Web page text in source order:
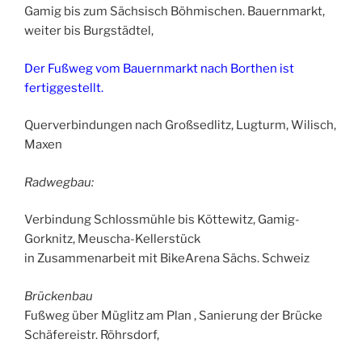
Gamig bis zum Sächsisch Böhmischen. Bauernmarkt,
weiter bis Burgstädtel,
Der Fußweg vom Bauernmarkt nach Borthen ist
fertiggestellt.
Querverbindungen nach Großsedlitz, Lugturm, Wilisch,
Maxen
Radwegbau:
Verbindung Schlossmühle bis Köttewitz, Gamig-
Gorknitz, Meuscha-Kellerstück
in Zusammenarbeit mit BikeArena Sächs. Schweiz
Brückenbau
Fußweg über Müglitz am Plan , Sanierung der Brücke
Schäfereistr. Röhrsdorf,